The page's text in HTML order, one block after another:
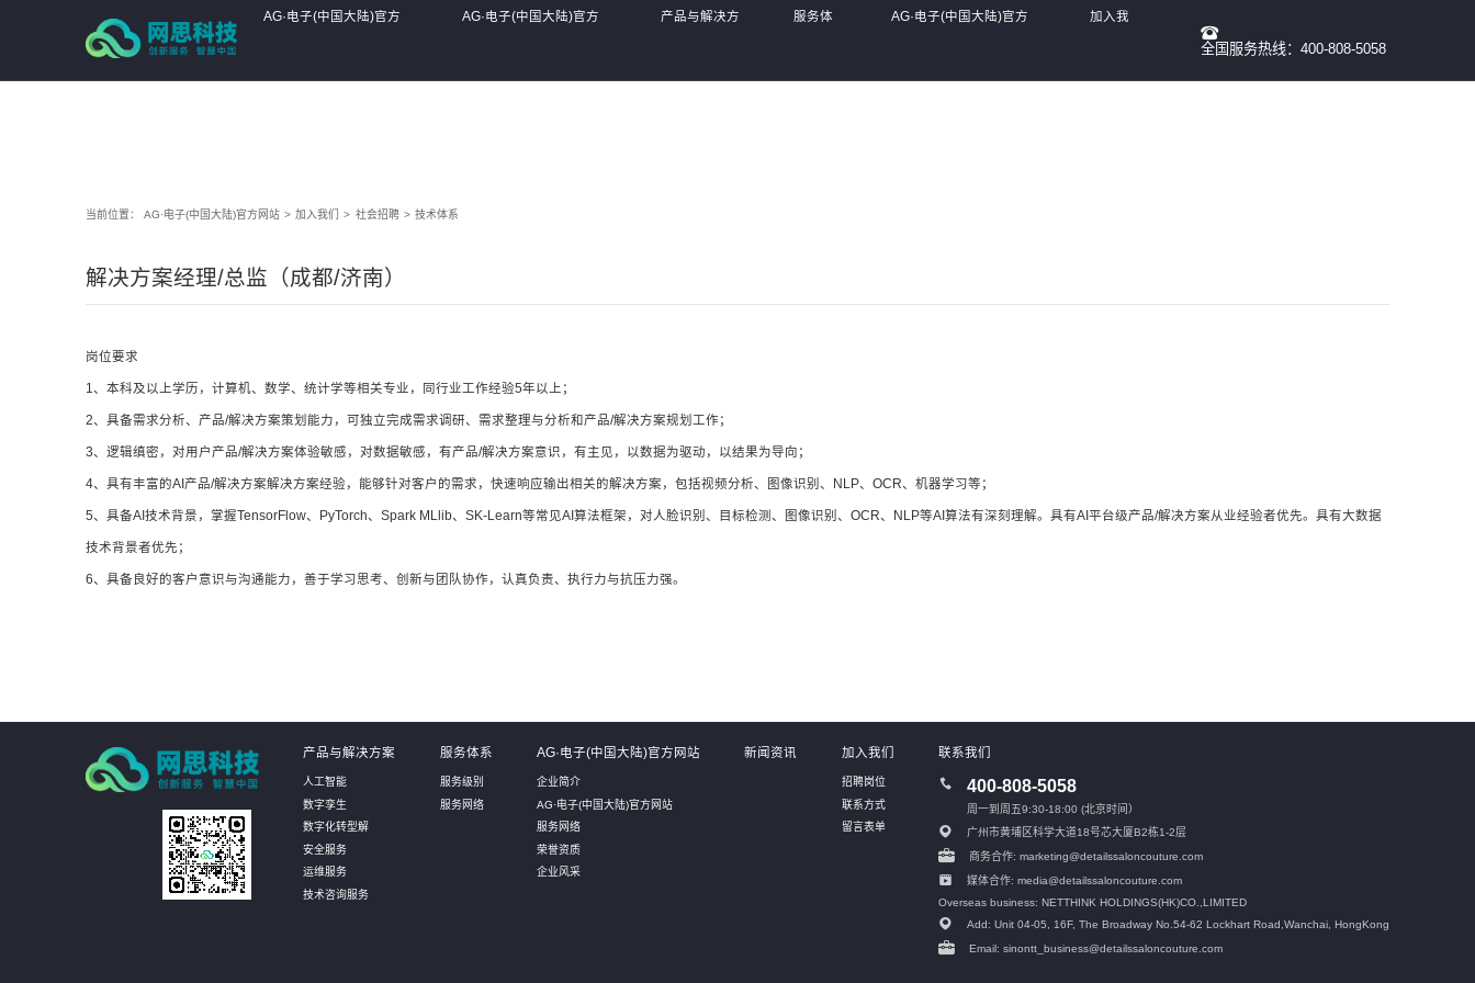
AG·电子(中国大陆)官方
AG·电子(中国大陆)官方 产品与解决方 服务体 AG·电子(中国大陆)官方 加入我
全国服务热线：400-808-5058
当前位置： AG·电子(中国大陆)官方网站 > 加入我们 > 社会招聘 > 技术体系
解决方案经理/总监（成都/济南）
岗位要求
1、本科及以上学历，计算机、数学、统计学等相关专业，同行业工作经验5年以上；
2、具备需求分析、产品/解决方案策划能力，可独立完成需求调研、需求整理与分析和产品/解决方案规划工作；
3、逻辑缜密，对用户产品/解决方案体验敏感，对数据敏感，有产品/解决方案意识，有主见，以数据为驱动，以结果为导向；
4、具有丰富的AI产品/解决方案解决方案经验，能够针对客户的需求，快速响应输出相关的解决方案，包括视频分析、图像识别、NLP、OCR、机器学习等；
5、具备AI技术背景，掌握TensorFlow、PyTorch、Spark MLlib、SK-Learn等常见AI算法框架，对人脸识别、目标检测、图像识别、OCR、NLP等AI算法有深刻理解。具有AI平台级产品/解决方案从业经验者优先。具有大数据
技术背景者优先；
6、具备良好的客户意识与沟通能力，善于学习思考、创新与团队协作，认真负责、执行力与抗压力强。
产品与解决方案
人工智能
数字孪生
数字化转型解
安全服务
运维服务
技术咨询服务
服务体系
服务级别
服务网络
AG·电子(中国大陆)官方网站
企业简介
AG·电子(中国大陆)官方网站
服务网络
荣誉资质
企业风采
新闻资讯 加入我们
招聘岗位
联系方式
留言表单
联系我们
400-808-5058
周一到周五9:30-18:00 (北京时间）
广州市黄埔区科学大道18号芯大厦B2栋1-2层
商务合作: marketing@detailssaloncouture.com
媒体合作: media@detailssaloncouture.com
Overseas business: NETTHINK HOLDINGS(HK)CO.,LIMITED
Add: Unit 04-05, 16F, The Broadway No.54-62 Lockhart Road,Wanchai, HongKong
Email: sinontt_business@detailssaloncouture.com